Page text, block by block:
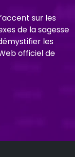
sur les
de la sagesse
les
officiel de